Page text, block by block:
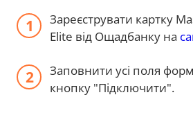
Зареєструвати картку
Elite від Ощадбанку на
Заповнити усі поля
кнопку "Підключити".